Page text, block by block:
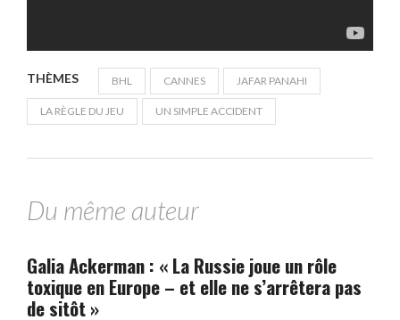
THÈMES BHL CANNES JAFAR PANAHI
LA RÈGLE DU JEU UN SIMPLE ACCIDENT
Du même auteur
Galia Ackerman : « La Russie joue un rôle
toxique en Europe – et elle ne s’arrêtera pas
de sitôt »